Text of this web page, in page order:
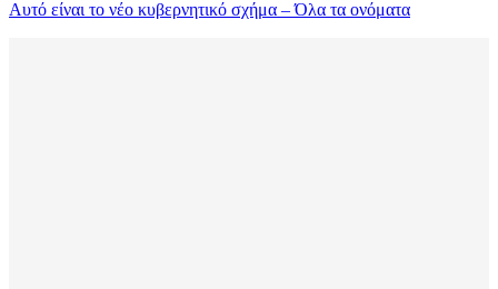
Αυτό είναι το νέο κυβερνητικό σχήμα – Όλα τα ονόματα